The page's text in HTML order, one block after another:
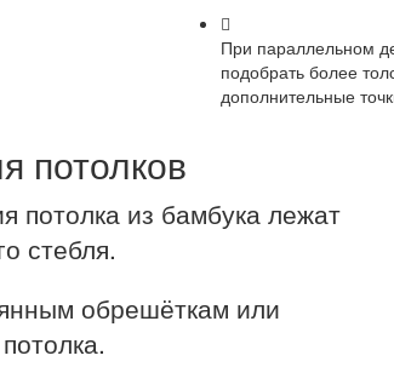
При параллельном
подобрать более
дополнительные
потолков
потолка из бамбука лежат
стебля.
обрешёткам или